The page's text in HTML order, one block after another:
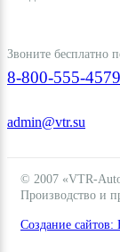
Звоните бесплатно
8-800-555-4579
admin@vtr.su
© 2007 «VTR-
Производство и
Создание сайтов: